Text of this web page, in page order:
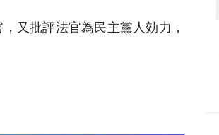
又批評法官為民主黨人効力，